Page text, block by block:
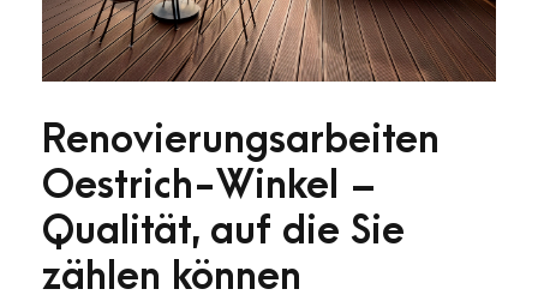
Renovierungsarbeiten
Oestrich-Winkel –
Qualität, auf die Sie
zählen können